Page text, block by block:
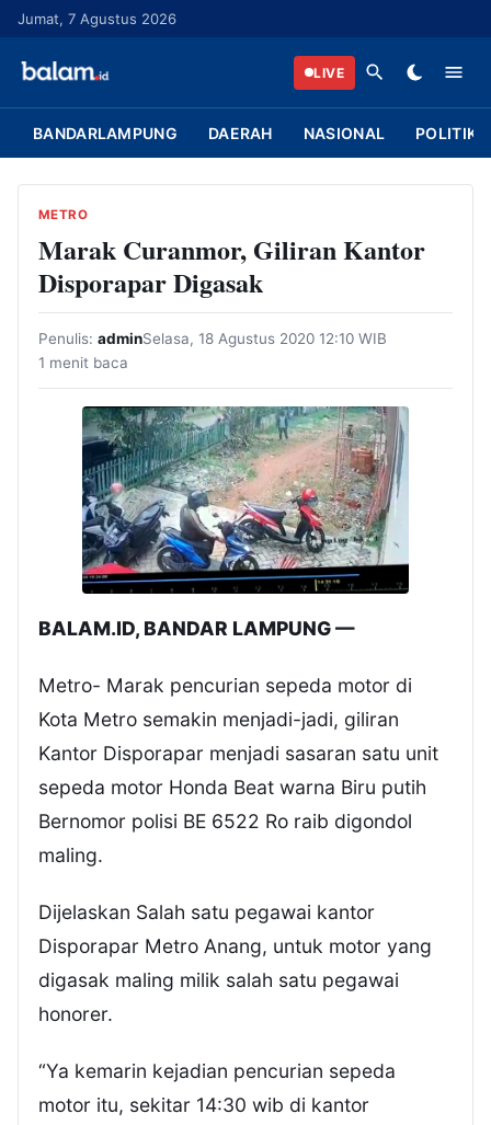
u
Jumat, 7 Agustus 2026
LIVE
BANDARLAMPUNG DAERAH NASIONAL POLITIK
METRO
Marak Curanmor, Giliran Kantor
Disporapar Digasak
Penulis: adminSelasa, 18 Agustus 2020 12:10 WIB
1 menit baca
BALAM.ID, BANDAR LAMPUNG —
Metro- Marak pencurian sepeda motor di
Kota Metro semakin menjadi-jadi, giliran
Kantor Disporapar menjadi sasaran satu unit
sepeda motor Honda Beat warna Biru putih
Bernomor polisi BE 6522 Ro raib digondol
maling.
Dijelaskan Salah satu pegawai kantor
Disporapar Metro Anang, untuk motor yang
digasak maling milik salah satu pegawai
honorer.
“Ya kemarin kejadian pencurian sepeda
motor itu, sekitar 14:30 wib di kantor